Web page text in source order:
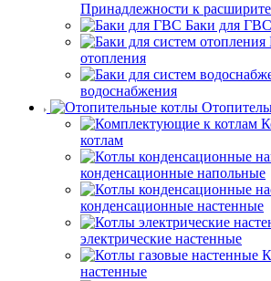
Принадлежности к
Баки для ГВС
отопления
водоснабжения
котлам
конденсационные напольные
конденсационные настенные
электрические настенные
настенные